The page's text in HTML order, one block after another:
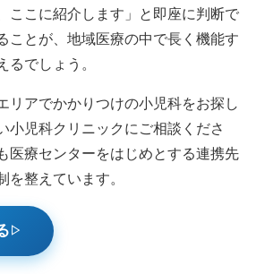
ここに紹介します」と即座に判断で
ことが、地域医療の中で長く機能す
るでしょう。
リアでかかりつけの小児科をお探し
小児科クリニックにご相談くださ
医療センターをはじめとする連携先
を整えています。
▷